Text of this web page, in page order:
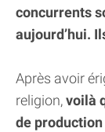
concurrents
aujourd’hui.
Après avoir
religion,voilà
de